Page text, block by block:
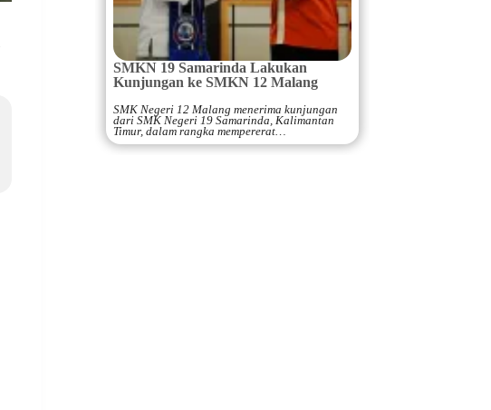
SMKN 19 Samarinda Lakukan
Kunjungan ke SMKN 12 Malang
SMK Negeri 12 Malang menerima kunjungan
dari SMK Negeri 19 Samarinda, Kalimantan
Timur, dalam rangka mempererat…